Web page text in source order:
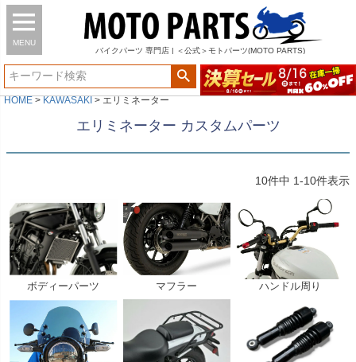
MENU
バイク パーツ 専門店 | ＜公式＞モトパーツ(MOTO PARTS)
HOME KAWASAKI エリミネーター
エリミネーター カスタムパーツ
10件中 1-10件表示
ボディーパーツ マフラー ハンドル周り